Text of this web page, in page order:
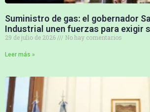
Suministro de gas: el gobernador
Industrial unen fuerzas para exigir
29 de julio de 2026 No hay comentarios
Leer más »